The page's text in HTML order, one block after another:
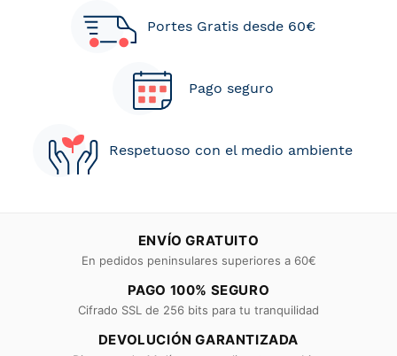
Portes Gratis desde 60€
Pago seguro
Respetuoso con el medio ambiente
ENVÍO GRATUITO
En pedidos peninsulares superiores a 60€
PAGO 100% SEGURO
Cifrado SSL de 256 bits para tu tranquilidad
DEVOLUCIÓN GARANTIZADA